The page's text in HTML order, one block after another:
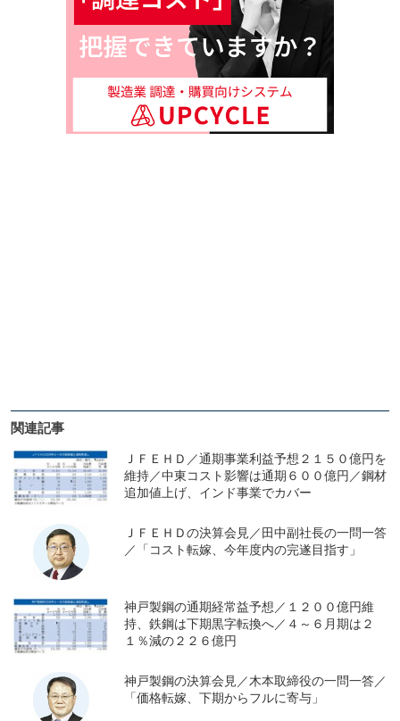
関連記事
ＪＦＥＨＤ／通期事業利益予想２１５０億円を
維持／中東コスト影響は通期６００億円／鋼材
追加値上げ、インド事業でカバー
ＪＦＥＨＤの決算会見／田中副社長の一問一答
／「コスト転嫁、今年度内の完遂目指す」
神戸製鋼の通期経常益予想／１２００億円維
持、鉄鋼は下期黒字転換へ／４～６月期は２
１％減の２２６億円
神戸製鋼の決算会見／木本取締役の一問一答／
「価格転嫁、下期からフルに寄与」